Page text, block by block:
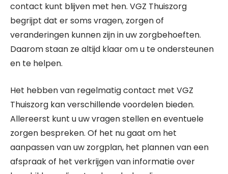
contact kunt blijven met hen. VGZ Thuiszorg
begrijpt dat er soms vragen, zorgen of
veranderingen kunnen zijn in uw zorgbehoeften.
Daarom staan ze altijd klaar om u te ondersteunen
en te helpen.
Het hebben van regelmatig contact met VGZ
Thuiszorg kan verschillende voordelen bieden.
Allereerst kunt u uw vragen stellen en eventuele
zorgen bespreken. Of het nu gaat om het
aanpassen van uw zorgplan, het plannen van een
afspraak of het verkrijgen van informatie over